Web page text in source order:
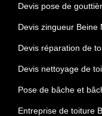
Devis pose de
Devis zingueur Beine
Devis réparation de
Devis nettoyage de
Pose de bâche et
Entreprise de toiture